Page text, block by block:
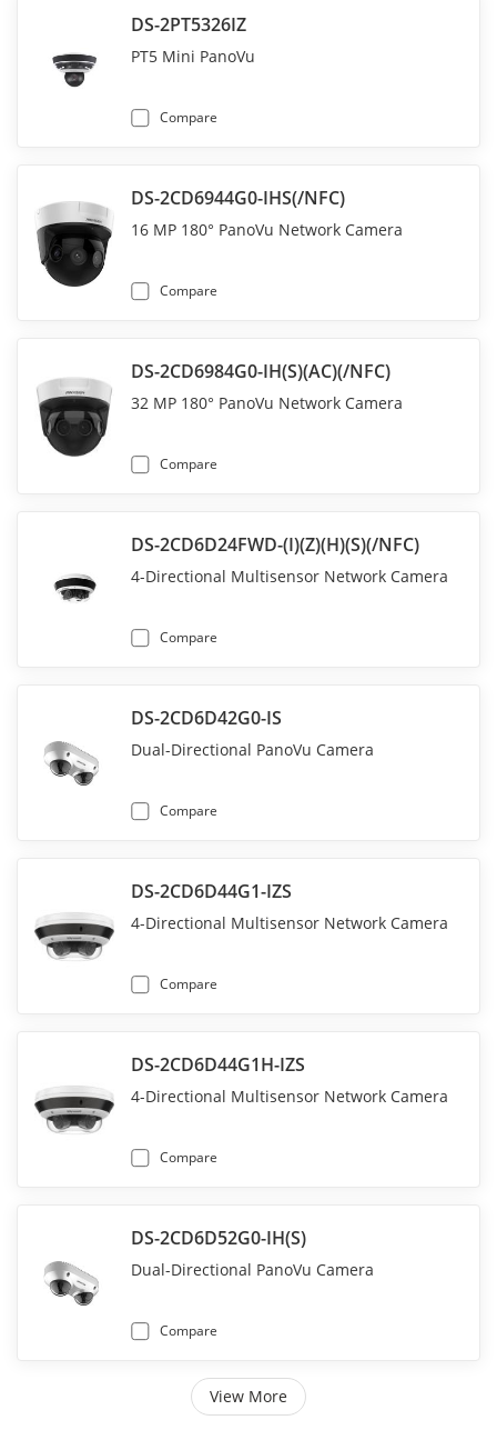
DS-2PT5326IZ
PT5 Mini PanoVu
Compare
DS-2CD6944G0-IHS(/NFC)
16 MP 180° PanoVu Network Camera
Compare
DS-2CD6984G0-IH(S)(AC)(/NFC)
32 MP 180° PanoVu Network Camera
Compare
DS-2CD6D24FWD-(I)(Z)(H)(S)(/NFC)
4-Directional Multisensor Network Camera
Compare
DS-2CD6D42G0-IS
Dual-Directional PanoVu Camera
Compare
DS-2CD6D44G1-IZS
4-Directional Multisensor Network Camera
Compare
DS-2CD6D44G1H-IZS
4-Directional Multisensor Network Camera
Compare
DS-2CD6D52G0-IH(S)
Dual-Directional PanoVu Camera
Compare
View More